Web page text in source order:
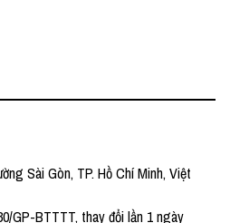
Sài Gòn, TP. Hồ Chí Minh, Việt
GP-BTTTT, thay đổi lần 1 ngày